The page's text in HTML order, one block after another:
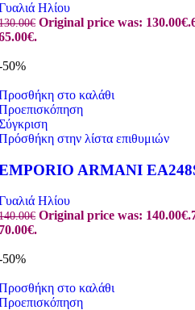
Ηλίου
€ Original price was: 130.00€.
50%
στο καλάθι
στην λίστα επιθυμιών
ARMANI
Ηλίου
€ Original price was: 140.00€.
50%
στο καλάθι